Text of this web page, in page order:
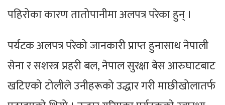
पहिरोका कारण तातोपानीमा अलपत्र परेका हुन् ।
पर्यटक अलपत्र परेको जानकारी प्राप्त हुनासाथ नेपाली
सेना र सशस्त्र प्रहरी बल, नेपाल सुरक्षा बेस आरुघाटबाट
खटिएको टोलीले उनीहरूको उद्धार गरी माछीखोलातर्फ